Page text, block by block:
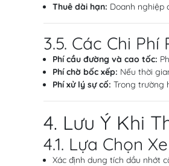
Thuê dài hạn: Doanh nghiệp
3.5. Các Chi Phí
Phí cầu đường và cao tốc:
Phí chờ bốc xếp: Nếu thời
Phí xử lý sự cố: Trong trường
4. Lưu Ý Khi
4.1. Lựa Chọn
Xác định dung tích dầu nhớt